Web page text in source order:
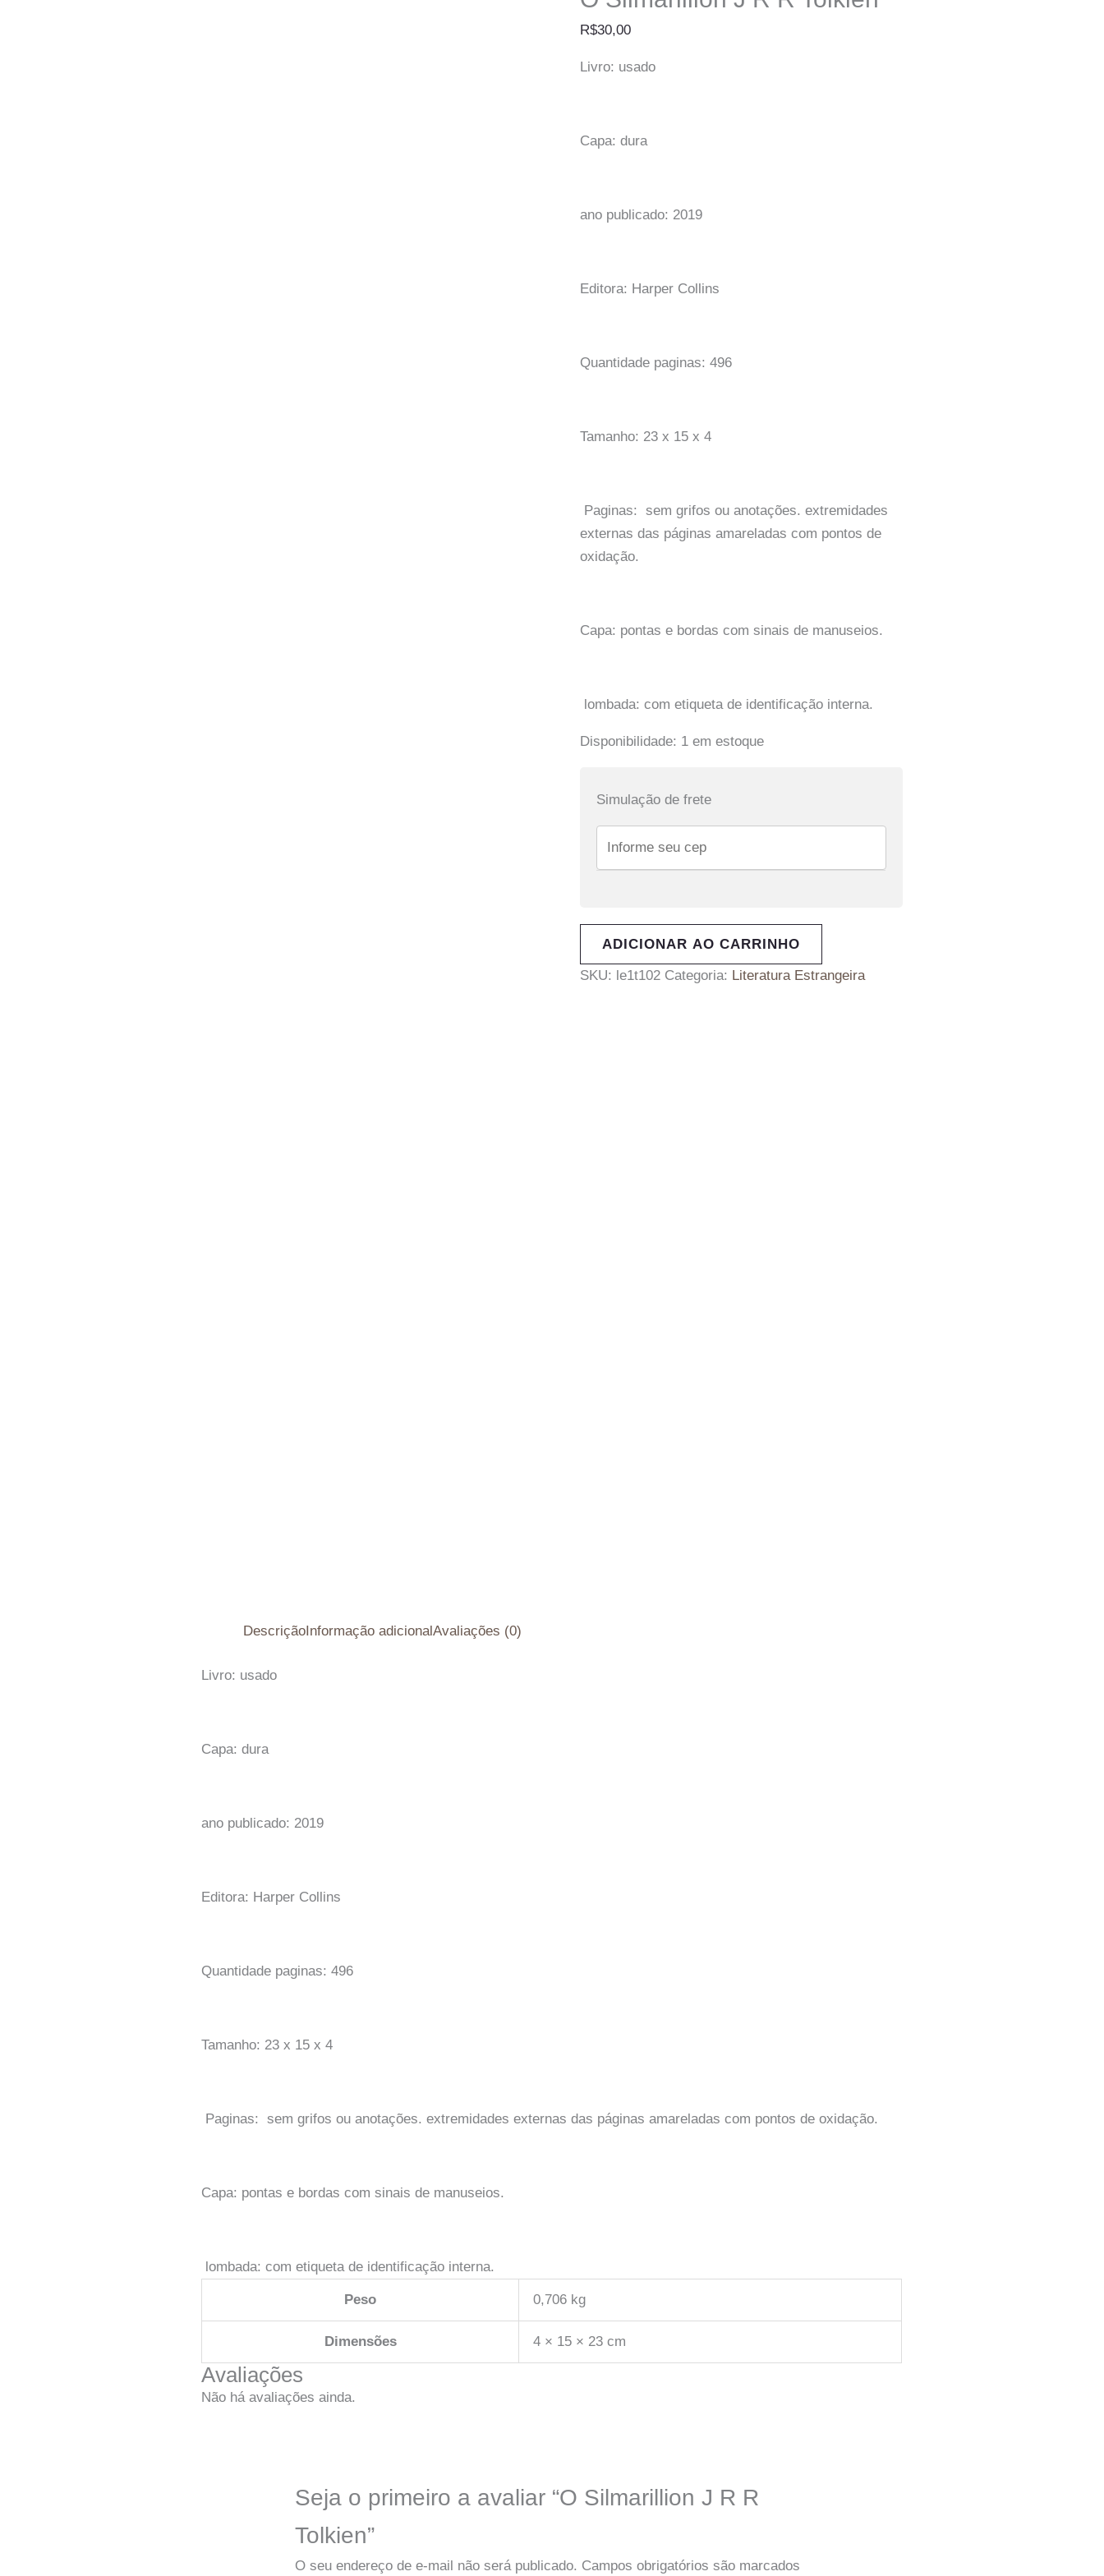
R$30,00
Livro: usado
Capa: dura
ano publicado: 2019
Editora: Harper Collins
Quantidade paginas: 496
Tamanho: 23 x 15 x 4
Paginas: sem grifos ou anotações. extremidades
externas das páginas amareladas com pontos de
oxidação.
Capa: pontas e bordas com sinais de manuseios.
lombada: com etiqueta de identificação interna.
Disponibilidade: 1 em estoque
Simulação de frete
ADICIONAR AO CARRINHO
SKU: le1t102 Categoria: Literatura Estrangeira
Descrição Informação adicionalAvaliações (0)
Livro: usado
Capa: dura
ano publicado: 2019
Editora: Harper Collins
Quantidade paginas: 496
Tamanho: 23 x 15 x 4
Paginas: sem grifos ou anotações. extremidades externas das páginas amareladas com pontos de oxidação.
Capa: pontas e bordas com sinais de manuseios.
lombada: com etiqueta de identificação interna.
Peso 0,706 kg
Dimensões 4 × 15 × 23 cm
Avaliações
Não há avaliações ainda.
Seja o primeiro a avaliar “O Silmarillion J R R
Tolkien”
O seu endereço de e-mail não será publicado. Campos obrigatórios são marcados